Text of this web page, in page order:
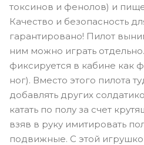
токсинов и фенолов) и
Качество и безопасность
гарантировано! Пилот
ним можно играть
фиксируется в кабине как
ног). Вместо этого пилота
добавлять других
катать по полу за счет
взяв в руку имитировать
подвижные. С этой